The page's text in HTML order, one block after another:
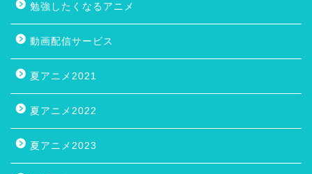
勉強したくなるアニメ
動画配信サービス
夏アニメ2021
夏アニメ2022
夏アニメ2023